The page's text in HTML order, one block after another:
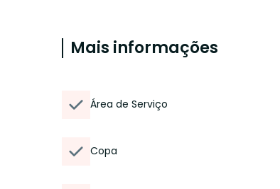
Mais informações
Área de Serviço
Copa